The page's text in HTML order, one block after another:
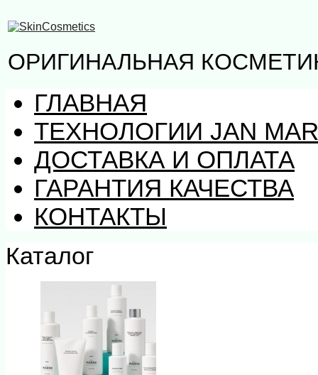
ОРИГИНАЛЬНАЯ
ГЛАВНАЯ
ТЕХНОЛОГИИ JAN
ДОСТАВКА И ОПЛАТА
ГАРАНТИЯ КАЧЕСТВА
КОНТАКТЫ
Каталог